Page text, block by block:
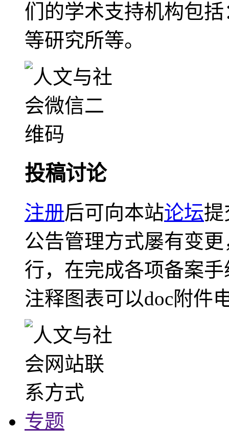
们的学术支持机构包
等研究所等。
投稿讨论
注册后可向本站论坛提
公告管理方式屡有变
行，在完成各项备案
注释图表可以doc附件
专题